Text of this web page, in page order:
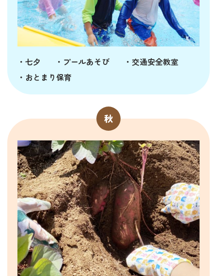
・七夕 ・プールあそび
・交通安全教室
・おとまり保育
秋